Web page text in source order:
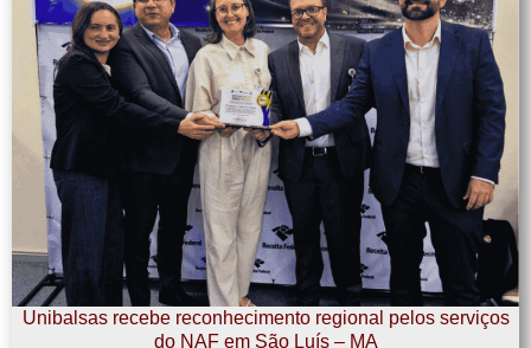
Unibalsas recebe reconhecimento regional pelos serviços
do NAF em São Luís – MA